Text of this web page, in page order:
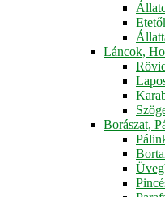
Láncok,
Borászat,